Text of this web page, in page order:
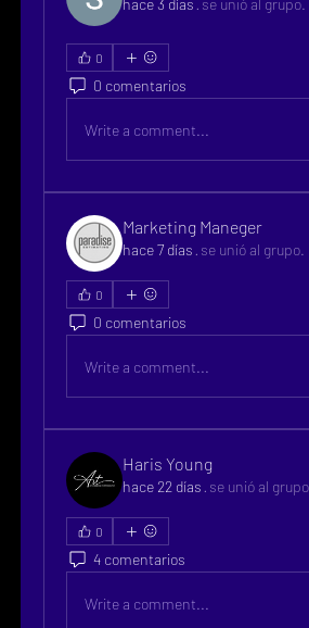
hace 3 días · se unió al grupo.
0
0 comentarios
Write a comment...
Marketing Maneger
hace 7 días · se unió al grupo.
0
0 comentarios
Write a comment...
Haris Young
hace 22 días · se unió al
0
4 comentarios
Write a comment...